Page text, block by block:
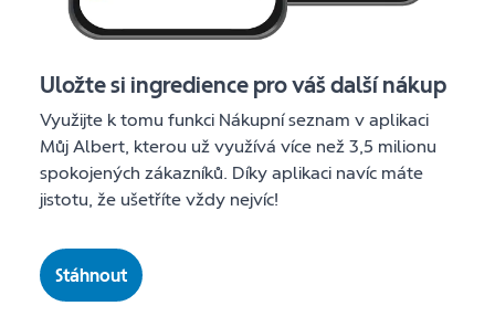
Uložte si ingredience pro váš další nákup
Využijte k tomu funkci Nákupní seznam v aplikaci
Můj Albert, kterou už využívá více než 3,5 milionu
spokojených zákazníků. Díky aplikaci navíc máte
jistotu, že ušetříte vždy nejvíc!
Stáhnout